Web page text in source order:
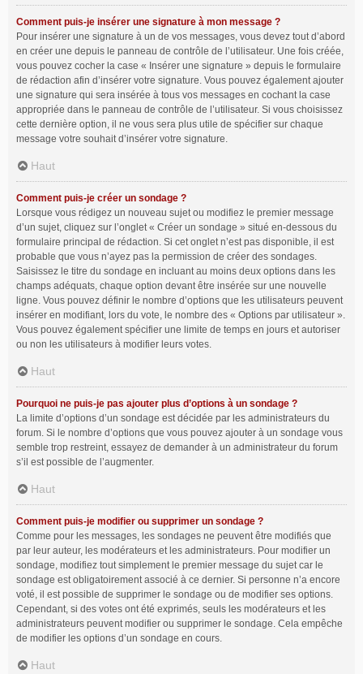
Comment puis-je insérer une signature à mon message ?
Pour insérer une signature à un de vos messages, vous devez tout d’abord
en créer une depuis le panneau de contrôle de l’utilisateur. Une fois créée,
vous pouvez cocher la case « Insérer une signature » depuis le formulaire
de rédaction afin d’insérer votre signature. Vous pouvez également ajouter
une signature qui sera insérée à tous vos messages en cochant la case
appropriée dans le panneau de contrôle de l’utilisateur. Si vous choisissez
cette dernière option, il ne vous sera plus utile de spécifier sur chaque
message votre souhait d’insérer votre signature.
Haut
Comment puis-je créer un sondage ?
Lorsque vous rédigez un nouveau sujet ou modifiez le premier message
d’un sujet, cliquez sur l’onglet « Créer un sondage » situé en-dessous du
formulaire principal de rédaction. Si cet onglet n’est pas disponible, il est
probable que vous n’ayez pas la permission de créer des sondages.
Saisissez le titre du sondage en incluant au moins deux options dans les
champs adéquats, chaque option devant être insérée sur une nouvelle
ligne. Vous pouvez définir le nombre d’options que les utilisateurs peuvent
insérer en modifiant, lors du vote, le nombre des « Options par utilisateur ».
Vous pouvez également spécifier une limite de temps en jours et autoriser
ou non les utilisateurs à modifier leurs votes.
Haut
Pourquoi ne puis-je pas ajouter plus d’options à un sondage ?
La limite d’options d’un sondage est décidée par les administrateurs du
forum. Si le nombre d’options que vous pouvez ajouter à un sondage vous
semble trop restreint, essayez de demander à un administrateur du forum
s’il est possible de l’augmenter.
Haut
Comment puis-je modifier ou supprimer un sondage ?
Comme pour les messages, les sondages ne peuvent être modifiés que
par leur auteur, les modérateurs et les administrateurs. Pour modifier un
sondage, modifiez tout simplement le premier message du sujet car le
sondage est obligatoirement associé à ce dernier. Si personne n’a encore
voté, il est possible de supprimer le sondage ou de modifier ses options.
Cependant, si des votes ont été exprimés, seuls les modérateurs et les
administrateurs peuvent modifier ou supprimer le sondage. Cela empêche
de modifier les options d’un sondage en cours.
Haut